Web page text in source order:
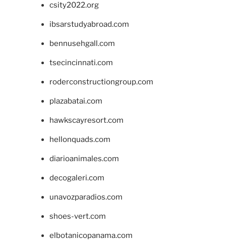
csity2022.org
ibsarstudyabroad.com
bennusehgall.com
tsecincinnati.com
roderconstructiongroup.com
plazabatai.com
hawkscayresort.com
hellonquads.com
diarioanimales.com
decogaleri.com
unavozparadios.com
shoes-vert.com
elbotanicopanama.com